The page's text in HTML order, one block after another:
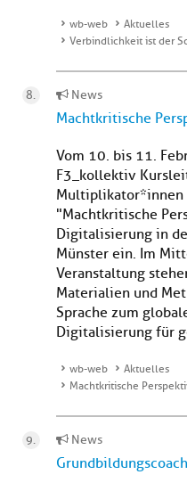
wb-web
Aktuelles
Verbindlichkeit ist der
News
Machtkritische
Vom 10. bis 11.
F3_kollektiv
Multiplikator*innen
"Machtkritische
Digitalisierung in
Münster ein. Im
Veranstaltung
Materialien und
Sprache zum
Digitalisierung für
wb-web
Aktuelles
Machtkritische
News